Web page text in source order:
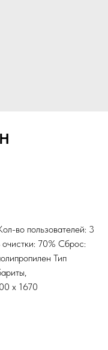
во пользователей: 3
70% Сброс:
Тип
x 1670